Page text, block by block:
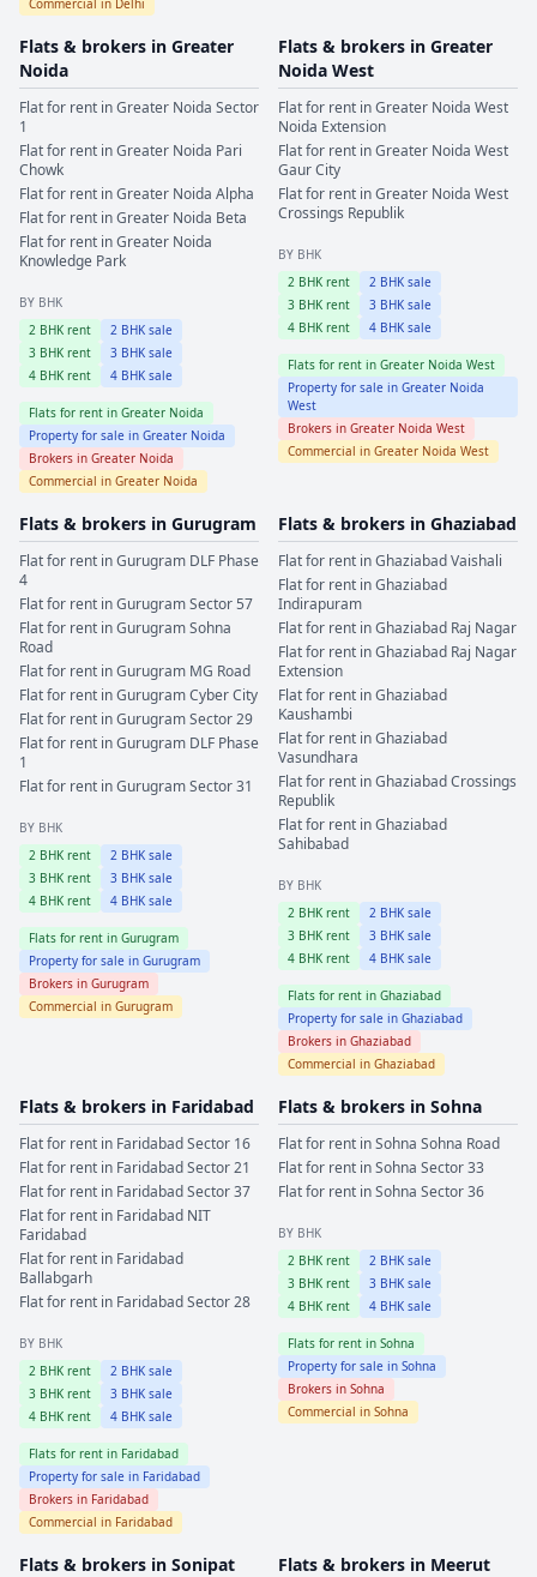
Flats & brokers in Greater
Noida
Flat for rent inGreater Noida Sector
1
Flat for rent inGreater Noida Pari
Chowk
Flat for rent inGreater Noida Alpha
Flat for rent inGreater Noida Beta
Flat for rent inGreater Noida
Knowledge Park
BY BHK
2 BHK rent 2 BHK sale
3 BHK rent 3 BHK sale
4 BHK rent 4 BHK sale
Flats for rent in Greater Noida
Property for sale in Greater Noida
Brokers in Greater Noida
Commercial in Greater Noida
Flats & brokers in Greater
Noida West
Flat for rent inGreater Noida West
Noida Extension
Flat for rent inGreater Noida West
Gaur City
Flat for rent inGreater Noida West
Crossings Republik
BY BHK
2 BHK rent 2 BHK sale
3 BHK rent 3 BHK sale
4 BHK rent 4 BHK sale
Flats for rent in Greater Noida West
Property for sale in Greater Noida
West
Brokers in Greater Noida West
Commercial in Greater Noida West
Flats & brokers in Gurugram
Flat for rent inGurugram DLF Phase
4
Flat for rent inGurugramSector 57
Flat for rent inGurugramSohna
Road
Flat for rent inGurugram MG Road
Flat for rent inGurugramCyber City
Flat for rent inGurugramSector 29
Flat for rent inGurugram DLF Phase
1
Flat for rent inGurugramSector 31
BY BHK
2 BHK rent 2 BHK sale
3 BHK rent 3 BHK sale
4 BHK rent 4 BHK sale
Flats for rent in Gurugram
Property for sale in Gurugram
Brokers in Gurugram
Commercial in Gurugram
Flats & brokers in Ghaziabad
Flat for rent inGhaziabadVaishali
Flat for rent inGhaziabad
Indirapuram
Flat for rent inGhaziabad Raj Nagar
Flat for rent inGhaziabad Raj Nagar
Extension
Flat for rent inGhaziabad
Kaushambi
Flat for rent inGhaziabad
Vasundhara
Flat for rent inGhaziabadCrossings
Republik
Flat for rent inGhaziabad
Sahibabad
BY BHK
2 BHK rent 2 BHK sale
3 BHK rent 3 BHK sale
4 BHK rent 4 BHK sale
Flats for rent in Ghaziabad
Property for sale in Ghaziabad
Brokers in Ghaziabad
Commercial in Ghaziabad
Flats & brokers in Faridabad
Flat for rent in FaridabadSector 16
Flat for rent in FaridabadSector 21
Flat for rent in FaridabadSector 37
Flat for rent in Faridabad NIT
Faridabad
Flat for rent in Faridabad
Ballabgarh
Flat for rent in FaridabadSector 28
BY BHK
2 BHK rent 2 BHK sale
3 BHK rent 3 BHK sale
4 BHK rent 4 BHK sale
Flats for rent in Faridabad
Property for sale in Faridabad
Brokers in Faridabad
Commercial in Faridabad
Flats & brokers in Sohna
Flat for rent inSohna Sohna Road
Flat for rent inSohna Sector 33
Flat for rent inSohna Sector 36
BY BHK
2 BHK rent 2 BHK sale
3 BHK rent 3 BHK sale
4 BHK rent 4 BHK sale
Flats for rent in Sohna
Property for sale in Sohna
Brokers in Sohna
Commercial in Sohna
Flats & brokers in Sonipat Flats & brokers in Meerut